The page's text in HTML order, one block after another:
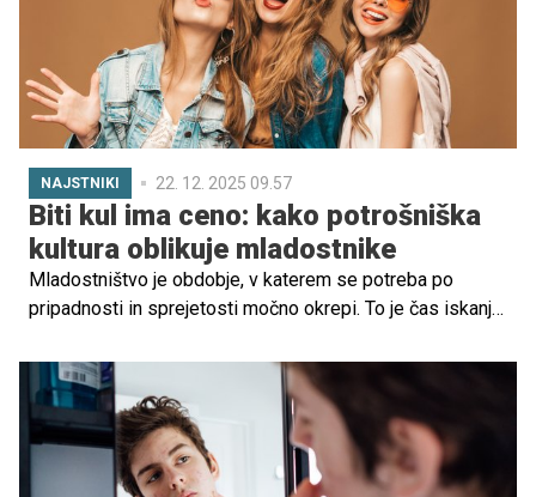
NAJSTNIKI 22. 12. 2025 09.57
Biti kul ima ceno: kako potrošniška
kultura oblikuje mladostnike
Mladostništvo je obdobje, v katerem se potreba po
pripadnosti in sprejetosti močno okrepi. To je čas iskanja
se trudimo ohraniti svojo individualnost. Z vse večjim
porastom družbenih omrežij in z njimi povezanih idealov
priljubljenosti se mladostniki vse pogosteje znajdejo pod
pritiskom, da se pred vrstniki pokažejo zanimivi. Vendar
pa se za tem prizadevanjem po sprejetosti pogosto